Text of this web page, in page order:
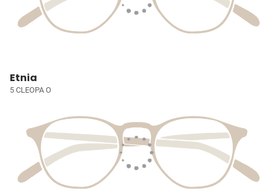
Etnia
5 CLEOPA O